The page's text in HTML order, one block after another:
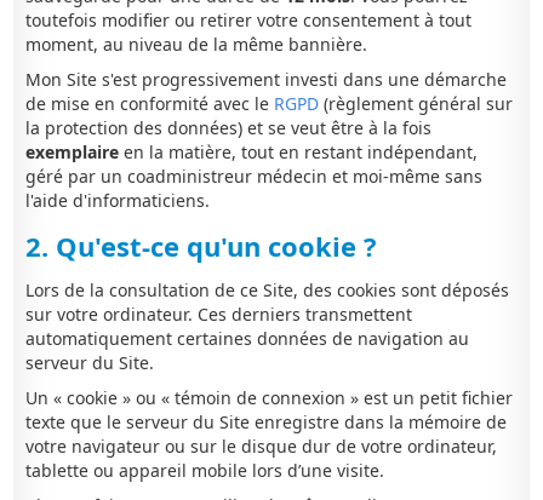
toutefois modifier ou retirer votre consentement à tout
moment, au niveau de la même bannière.
Mon Site s'est progressivement investi dans une démarche
de mise en conformité avec le RGPD (règlement général sur
la protection des données) et se veut être à la fois
exemplaire en la matière, tout en restant indépendant,
géré par un coadministreur médecin et moi-même sans
l'aide d'informaticiens.
2. Qu'est-ce qu'un cookie ?
Lors de la consultation de ce Site, des cookies sont déposés
sur votre ordinateur. Ces derniers transmettent
automatiquement certaines données de navigation au
serveur du Site.
Un « cookie » ou « témoin de connexion » est un petit fichier
texte que le serveur du Site enregistre dans la mémoire de
votre navigateur ou sur le disque dur de votre ordinateur,
tablette ou appareil mobile lors d’une visite.